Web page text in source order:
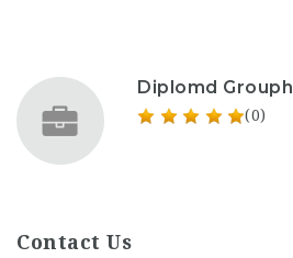
Diplomd Grouph
(0)
Contact Us